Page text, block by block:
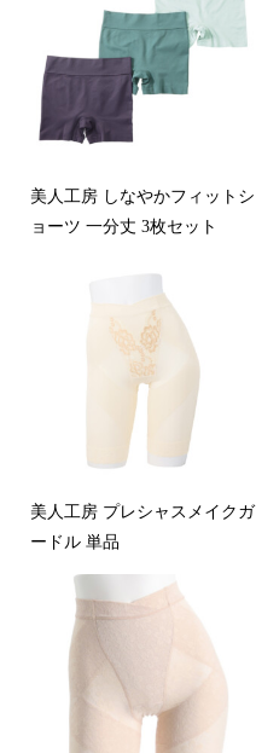
美人工房 しなやかフィットシ
ョーツ 一分丈 3枚セット
美人工房 プレシャスメイクガ
ードル 単品